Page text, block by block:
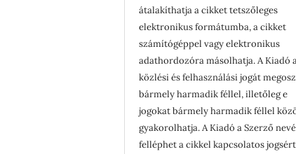
átalakíthatja a cikket tetszőleges
elektronikus formátumba, a cikket
számítógéppel vagy elektronikus
adathordozóra másolhatja. A Kiadó
közlési és felhasználási jogát
bármely harmadik féllel, illetőleg e
jogokat bármely harmadik féllel
gyakorolhatja. A Kiadó a Szerző
felléphet a cikkel kapcsolatos